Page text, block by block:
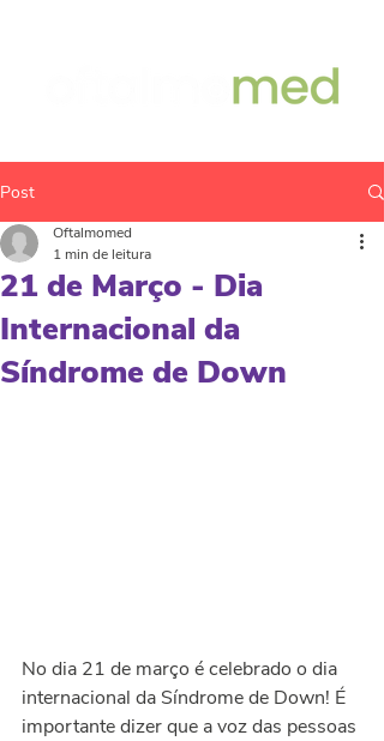
Post
21 de Março - Dia
Internacional da
Síndrome de Down
Oftalmomed
1 min de leitura
No dia 21 de março é celebrado o dia
internacional da Síndrome de Down! É
importante dizer que a voz das pessoas